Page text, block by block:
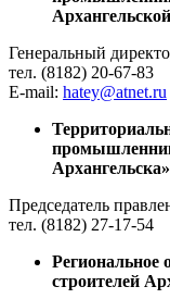
Генеральный
тел. (8182) 20-67-83
E-mail: hatey@atnet.ru
Архангельска»
Председатель
тел. (8182) 27-17-54
Региональное
строителей